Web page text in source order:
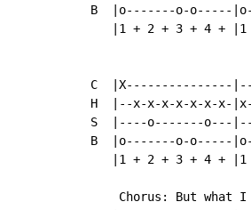
B  |o-------o-o-----
|1 + 2 + 3 + 4 + |1
C  |X---------------
H  |--x-x-x-x-x-x-x-
S  |----o-------o---
B  |o-------o-o-----
|1 + 2 + 3 + 4 + |1
Chorus: But what